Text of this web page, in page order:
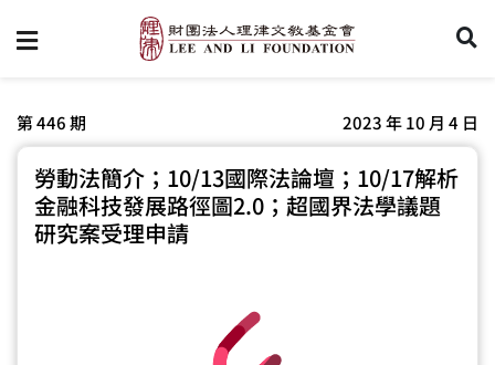
第 446 期 2023 年 10 月 4 日
勞動法簡介；10/13國際法論壇；10/17解析
金融科技發展路徑圖2.0；超國界法學議題
研究案受理申請